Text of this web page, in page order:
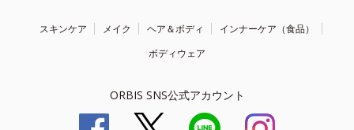
スキンケア メイク ヘア＆ボディ
インナーケア（食品）
ボディウェア
ORBIS SNS公式アカウント